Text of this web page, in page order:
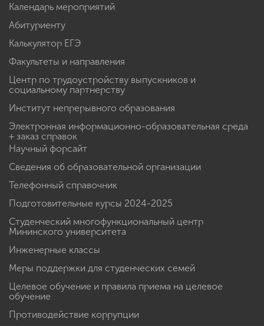
Календарь мероприятий
Абитуриенту
Калькулятор ЕГЭ
Факультеты и направления
Центр по трудоустройству выпускников и
социальному партнерству
Институт непрерывного образования
Электронная информационно-образовательная среда
+ заказ справок
Научный форсайт
Сведения об образовательной организации
Телефонный справочник
Подготовительные курсы 2024-2025
Студенческий многофункциональный центр
Мининского университета
Инженерные классы
Меры поддержки для студенческих семей
Целевое обучение и правила приема на целевое
обучение
Противодействие коррупции